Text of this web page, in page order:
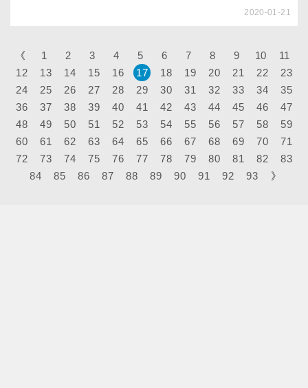
隆市中山區；每年過年元宵時聞名遐邇的
的桃園楊梅；春夏可以品美食、賞螢的好
去處搭乘內灣彩繪列車，可抵達的新竹縣
橫山鄉；而新竹尖石山林壯闊、巨木林
立，喜愛壯闊美景的人更不能錯過！觀光
寶藏在新竹市香山區，濕地賞蟹步道觀看
日落；徜徉明德水庫湖光山色，人間仙境
就在苗栗縣頭屋鄉。不妨趁春節年假、周
休二日前往走走吧！
2020-01-21
《 1 2 3 4 5 6 7 8 9 10
11
12
13 14 15 16 17 18 19 20 21 22
23
24
25 26 27 28 29 30 31 32 33 34
35
36
37 38 39 40 41 42 43 44 45 46
47
48
49 50 51 52 53 54 55 56 57 58
59
60
61 62 63 64 65 66 67 68 69 70
71
72
73 74 75 76 77 78 79 80 81 82
83
84
85 86 87 88 89 90 91 92 93 》